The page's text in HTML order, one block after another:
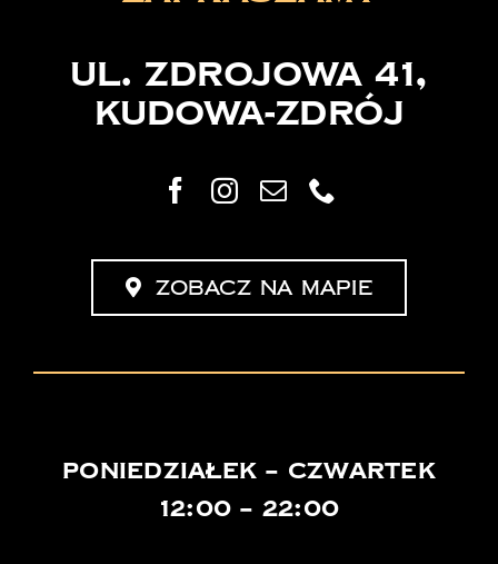
ul. Zdrojowa 41,
Kudowa-Zdrój
Zobacz na mapie
poniedziałek – czwartek
12:00 – 22:00